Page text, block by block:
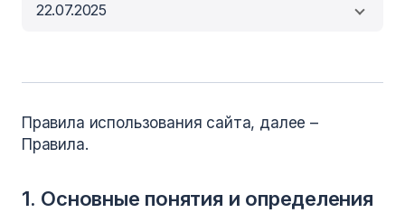
22.07.2025
Правила использования сайта, далее –
Правила.
1. Основные понятия и определения